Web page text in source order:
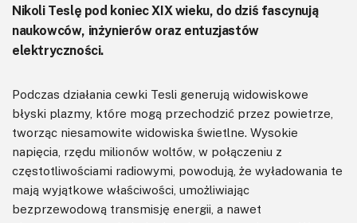
Nikoli Teslę pod koniec XIX wieku, do dziś fascynują
naukowców, inżynierów oraz entuzjastów
elektryczności.
Podczas działania cewki Tesli generują widowiskowe
błyski plazmy, które mogą przechodzić przez powietrze,
tworząc niesamowite widowiska świetlne. Wysokie
napięcia, rzędu milionów woltów, w połączeniu z
częstotliwościami radiowymi, powodują, że wyładowania te
mają wyjątkowe właściwości, umożliwiając
bezprzewodową transmisję energii, a nawet